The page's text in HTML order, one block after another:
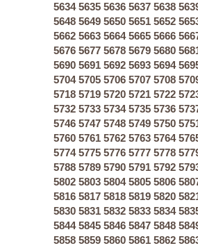
5634 5635 5636 5637 5638
5648 5649 5650 5651 5652
5662 5663 5664 5665 5666
5676 5677 5678 5679 5680
5690 5691 5692 5693 5694
5704 5705 5706 5707 5708
5718 5719 5720 5721 5722
5732 5733 5734 5735 5736
5746 5747 5748 5749 5750
5760 5761 5762 5763 5764
5774 5775 5776 5777 5778
5788 5789 5790 5791 5792
5802 5803 5804 5805 5806
5816 5817 5818 5819 5820
5830 5831 5832 5833 5834
5844 5845 5846 5847 5848
5858 5859 5860 5861 5862